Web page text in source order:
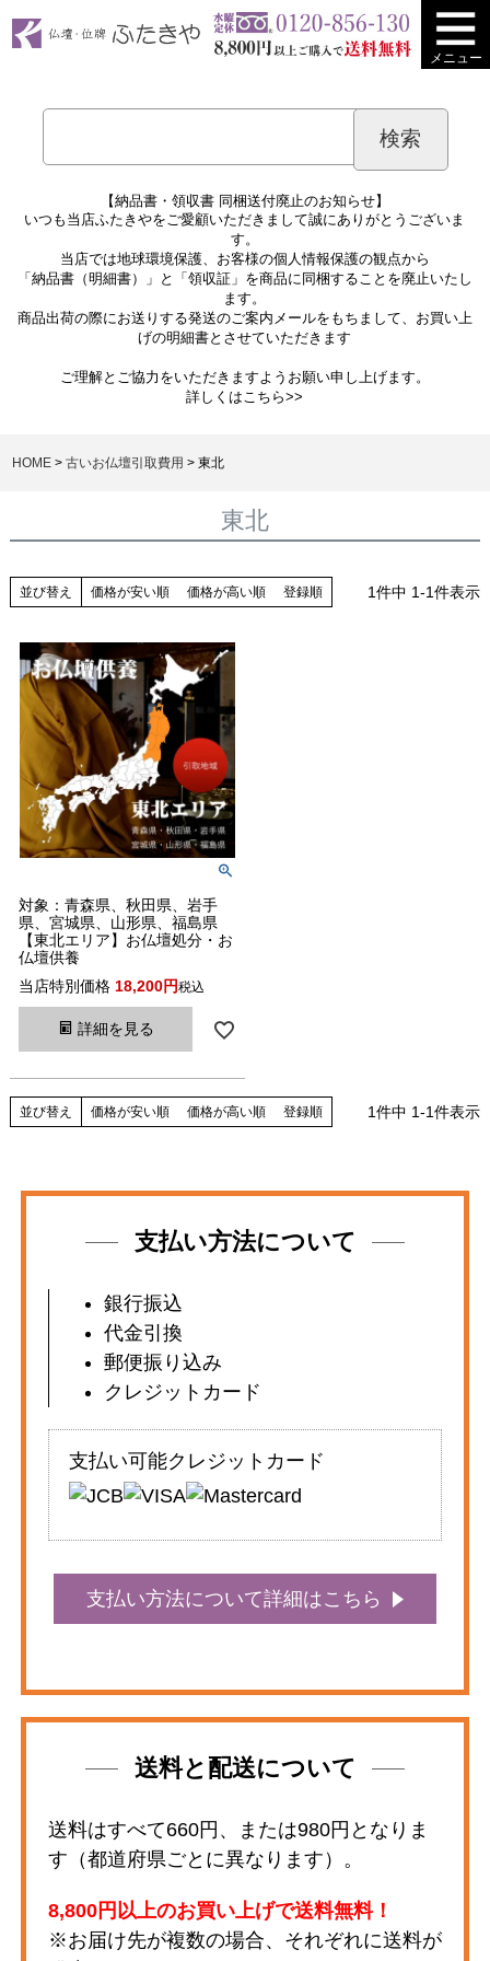
メニュー
【納品書・領収書 同梱送付廃止のお知らせ】
いつも当店ふたきやをご愛顧いただきまして誠にありがとうございま
す。
当店では地球環境保護、お客様の個人情報保護の観点から
「納品書（明細書）」と「領収証」を商品に同梱することを廃止いたし
ます。
商品出荷の際にお送りする発送のご案内メールをもちまして、お買い上
げの明細書とさせていただきます
ご理解とご協力をいただきますようお願い申し上げます。
詳しくはこちら>>
HOME 古いお仏壇引取費用 東北
東北
並び替え 価格が安い順 価格が高い順 登録順 1件中 1-1件表示
対象：青森県、秋田県、岩手
県、宮城県、山形県、福島県
【東北エリア】お仏壇処分・お
仏壇供養
当店特別価格 18,200 税込
詳細を見る
並び替え 価格が安い順 価格が高い順 登録順 1件中 1-1件表示
支払い方法について
銀行振込
代金引換
郵便振り込み
クレジットカード
支払い可能クレジットカード
支払い方法について詳細はこちら
送料と配送について
送料はすべて660円、または980円となりま
す（都道府県ごとに異なります）。
8,800円以上のお買い上げで送料無料！
※お届け先が複数の場合、それぞれに送料が